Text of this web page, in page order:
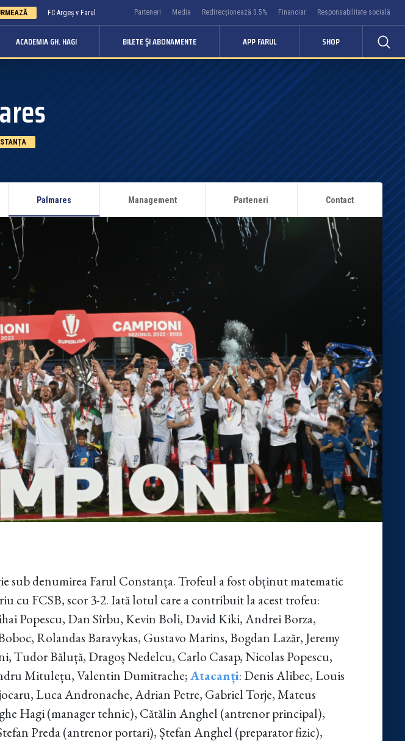
FC Argeș v Farul Parteneri Media Redirecționează 3.5% Financiar Responsabilitate socială
ACADEMIA GH. HAGI BILETE ȘI ABONAMENTE APP FARUL SHOP
Palmares Management Parteneri Contact
sub denumirea Farul Constanța. Trofeul a fost obținut matematic
cu FCSB, scor 3-2. Iată lotul care a contribuit la acest trofeu:
Popescu, Dan Sîrbu, Kevin Boli, David Kiki, Andrei Borza,
Rolandas Baravykas, Gustavo Marins, Bogdan Lazăr, Jeremy
Tudor Băluță, Dragoș Nedelcu, Carlo Casap, Nicolas Popescu,
Mitulețu, Valentin Dumitrache;Atacanți: Denis Alibec, Louis
Luca Andronache, Adrian Petre, Gabriel Torje, Mateus
Hagi (manager tehnic), Cătălin Anghel (antrenor principal),
Preda (antrenor portari), Ștefan Anghel (preparator fizic),